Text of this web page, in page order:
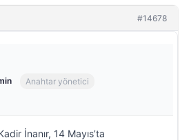
#14678
Anahtar yönetici
İnanır, 14 Mayıs’ta